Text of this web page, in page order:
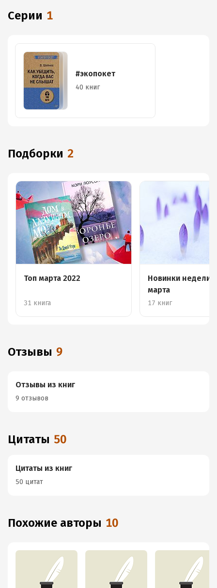
Серии 1
#экопокет
40 книг
Подборки 2
Топ марта 2022
31 книга
Новинки недели
марта
17 книг
Отзывы 9
Отзывы из книг
9 отзывов
Цитаты 50
Цитаты из книг
50 цитат
Похожие авторы 10